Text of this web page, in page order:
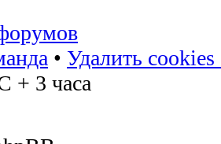
• Удалить
+ 3 часа